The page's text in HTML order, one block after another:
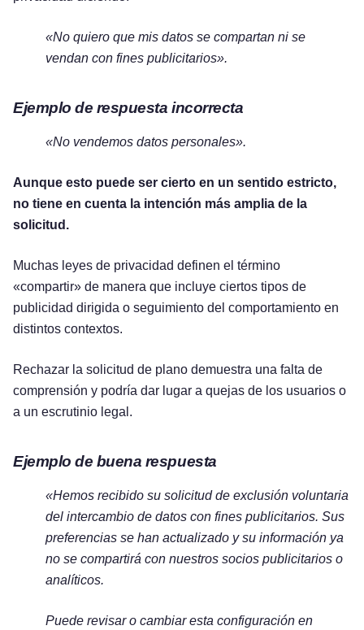
«No quiero que mis datos se compartan ni se
vendan con fines publicitarios».
Ejemplo de respuesta incorrecta
«No vendemos datos personales».
Aunque esto puede ser cierto en un sentido estricto,
no tiene en cuenta la intención más amplia de la
solicitud.
Muchas leyes de privacidad definen el término
«compartir» de manera que incluye ciertos tipos de
publicidad dirigida o seguimiento del comportamiento en
distintos contextos.
Rechazar la solicitud de plano demuestra una falta de
comprensión y podría dar lugar a quejas de los usuarios o
a un escrutinio legal.
Ejemplo de buena respuesta
«Hemos recibido su solicitud de exclusión voluntaria
del intercambio de datos con fines publicitarios. Sus
preferencias se han actualizado y su información ya
no se compartirá con nuestros socios publicitarios o
analíticos.
Puede revisar o cambiar esta configuración en